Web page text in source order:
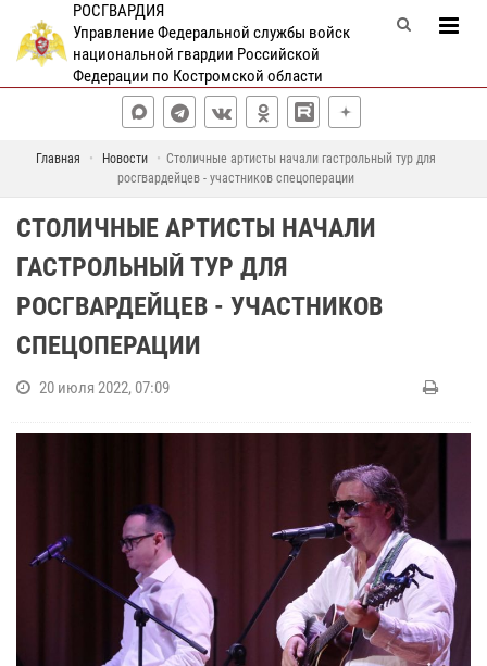
РОСГВАРДИЯ
Управление Федеральной службы войск
национальной гвардии Российской
Федерации по Костромской области
Главная Новости
Столичные артисты начали гастрольный тур для
росгвардейцев - участников спецоперации
СТОЛИЧНЫЕ АРТИСТЫ НАЧАЛИ
ГАСТРОЛЬНЫЙ ТУР ДЛЯ
РОСГВАРДЕЙЦЕВ - УЧАСТНИКОВ
СПЕЦОПЕРАЦИИ
20 июля 2022, 07:09